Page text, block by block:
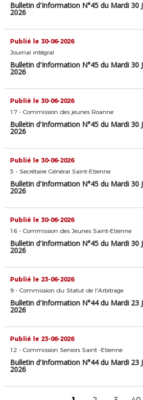
Bulletin d'Information N°45 du Mardi 30
2026
Publié le 30-06-2026
Journal intégral
Bulletin d'Information N°45 du Mardi 30
2026
Publié le 30-06-2026
17 - Commission des jeunes Roanne
Bulletin d'Information N°45 du Mardi 30
2026
Publié le 30-06-2026
3 - Secrétaire Général Saint-Etienne
Bulletin d'Information N°45 du Mardi 30
2026
Publié le 30-06-2026
16 - Commission des Jeunes Saint-Etienne
Bulletin d'Information N°45 du Mardi 30
2026
Publié le 23-06-2026
9 - Commission du Statut de l'Arbitrage
Bulletin d'Information N°44 du Mardi 23
2026
Publié le 23-06-2026
12 - Commission Seniors Saint -Etienne
Bulletin d'Information N°44 du Mardi 23
2026